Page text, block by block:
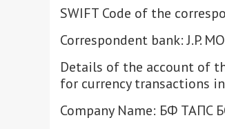
SWIFT Code of the
Correspondent bank: J.P.
Details of the account of
for currency transactions in
Company Name: БФ TAПC